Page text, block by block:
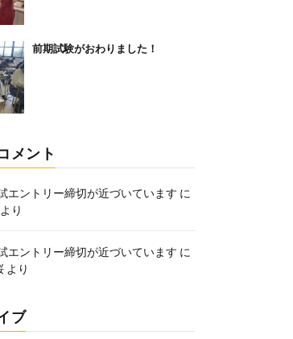
前期試験がおわりました！
メント
エントリー締切が近づいています に
より
エントリー締切が近づいています に
より
ブ